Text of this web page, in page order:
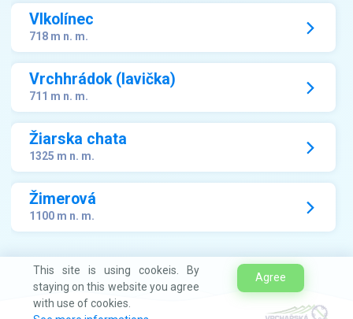
Vlkolínec
718 m n. m.
Vrchhrádok (lavička)
711 m n. m.
Žiarska chata
1325 m n. m.
Žimerová
1100 m n. m.
This site is using cookeis. By
staying on this website you agree
with use of cookies.
Agree